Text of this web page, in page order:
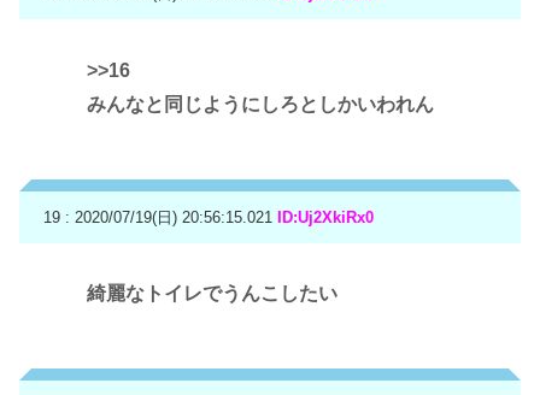
>>16
みんなと同じようにしろとしかいわれん
19 : 2020/07/19(日) 20:56:15.021 ID:Uj2XkiRx0
綺麗なトイレでうんこしたい